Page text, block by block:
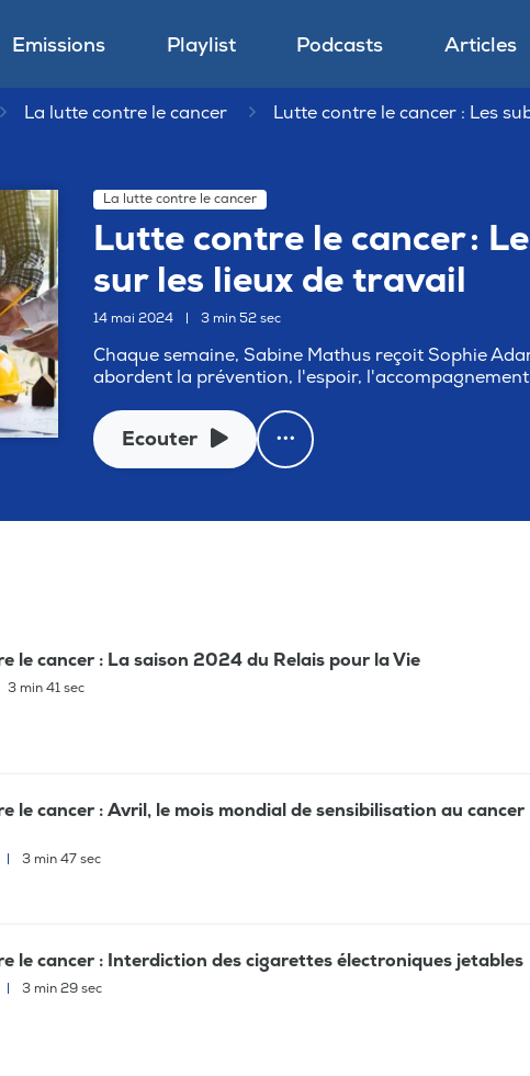
Emissions Playlist Podcasts Articles
La lutte contre le cancer Lutte contre le cancer : Les
La lutte contre le cancer
Lutte contre le cancer :
sur les lieux de travail
14 mai 2024 3 min 52 sec
Chaque semaine, Sabine Mathus reçoit Sophie
abordent la prévention, l'espoir,
Ecouter
le cancer : La saison 2024 du Relais pour la Vie
3 min 41 sec
le cancer : Avril, le mois mondial de sensibilisation au cancer
| 3 min 47 sec
le cancer : Interdiction des cigarettes électroniques jetables
| 3 min 29 sec